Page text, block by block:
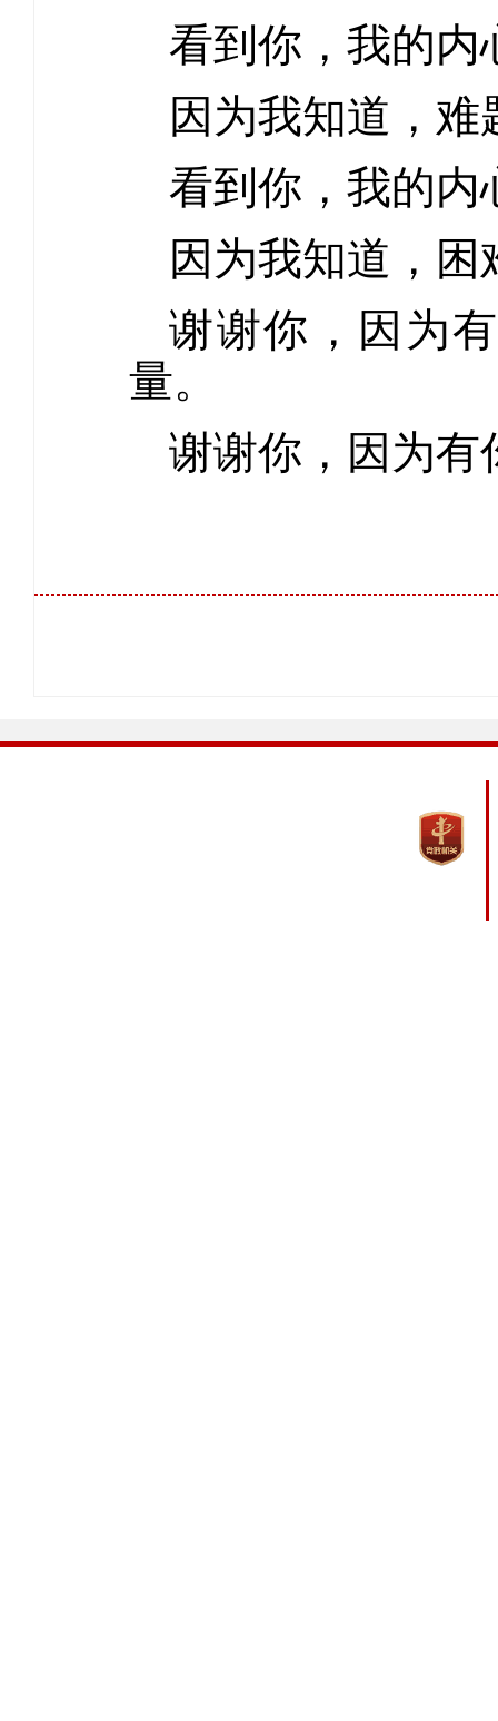
看到你，我的内
因为我知道，
看到你，我的内
因为我知道，
谢谢你，因为
量。
谢谢你，因为有